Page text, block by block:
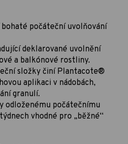
počáteční uvolňování
deklarované uvolnění
a balkónové rostliny.
složky činí Plantacote®
aplikaci v nádobách,
granulí.
odloženému počátečnímu
vhodné pro „běžné“